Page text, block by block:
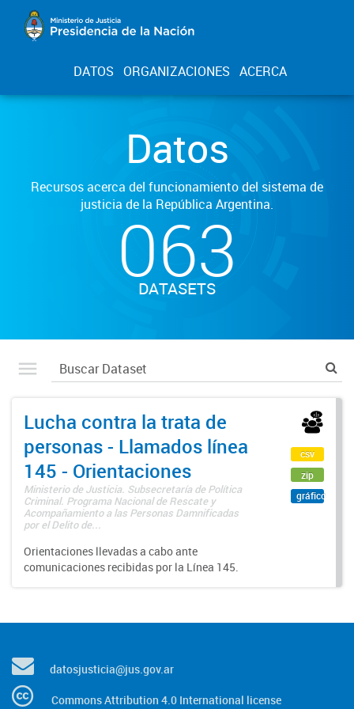
DATOS ORGANIZACIONES ACERCA
Datos
Recursos acerca del funcionamiento del sistema de
justicia de la República Argentina.
063
DATASETS
Lucha contra la trata de
personas - Llamados línea
145 - Orientaciones
Ministerio de Justicia. Subsecretaría de Política
Criminal. Programa Nacional de Rescate y
Acompañamiento a las Personas Damnificadas
por el Delito de...
Orientaciones llevadas a cabo ante
comunicaciones recibidas por la Línea 145.
csv
zip
gráfico
datosjusticia@jus.gov.ar
Commons Attribution 4.0 International license